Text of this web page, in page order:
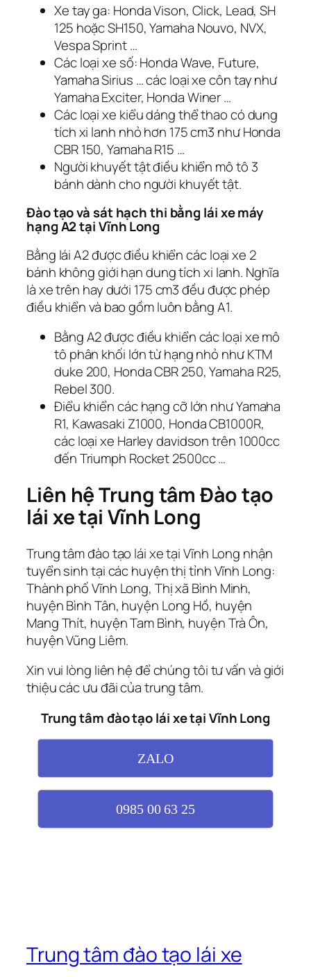
Xe tay ga: Honda Vison, Click, Lead, SH
125 hoặc SH150, Yamaha Nouvo, NVX,
Vespa Sprint …
Các loại xe số: Honda Wave, Future,
Yamaha Sirius … các loại xe côn tay như
Yamaha Exciter, Honda Winer …
Các loại xe kiểu dáng thể thao có dung
tích xi lanh nhỏ hơn 175 cm3 như Honda
CBR 150, Yamaha R15 …
Người khuyết tật điều khiển mô tô 3
bánh dành cho người khuyết tật.
Đào tạo và sát hạch thi bằng lái xe máy
hạng A2 tại Vĩnh Long
Bằng lái A2 được điều khiển các loại xe 2
bánh không giới hạn dung tích xi lanh. Nghĩa
là xe trên hay dưới 175 cm3 đều được phép
điều khiển và bao gồm luôn bằng A1.
Bằng A2 được điều khiển các loại xe mô
tô phân khối lớn từ hạng nhỏ như KTM
duke 200, Honda CBR 250, Yamaha R25,
Rebel 300.
Điểu khiển các hạng cỡ lớn như Yamaha
R1, Kawasaki Z1000, Honda CB1000R,
các loại xe Harley davidson trên 1000cc
đến Triumph Rocket 2500cc …
Liên hệ Trung tâm Đào tạo
lái xe tại Vĩnh Long
Trung tâm đào tạo lái xe tại Vĩnh Long nhận
tuyển sinh tại các huyện thị tỉnh Vĩnh Long:
Thành phố Vĩnh Long, Thị xã Bình Minh,
huyện Bình Tân, huyện Long Hồ, huyện
Mang Thít, huyện Tam Bình, huyện Trà Ôn,
huyện Vũng Liêm.
Xin vui lòng liên hệ để chúng tôi tư vấn và giới
thiệu các ưu đãi của trung tâm.
Trung tâm đào tạo lái xe tại Vĩnh Long
ZALO
0985 00 63 25
Trung tâm đào tạo lái xe